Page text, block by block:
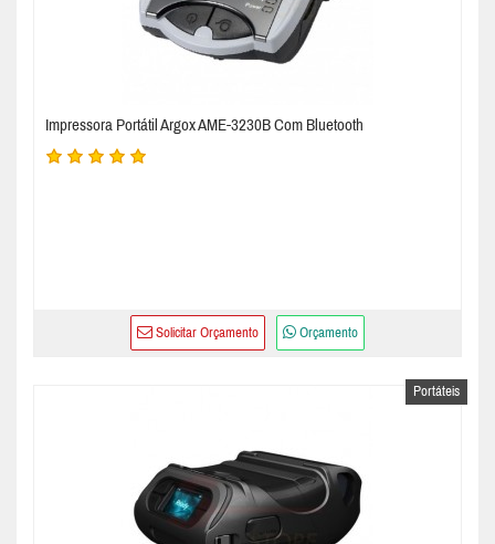
Impressora Portátil Argox AME-3230B Com Bluetooth
Solicitar Orçamento Orçamento
Portáteis